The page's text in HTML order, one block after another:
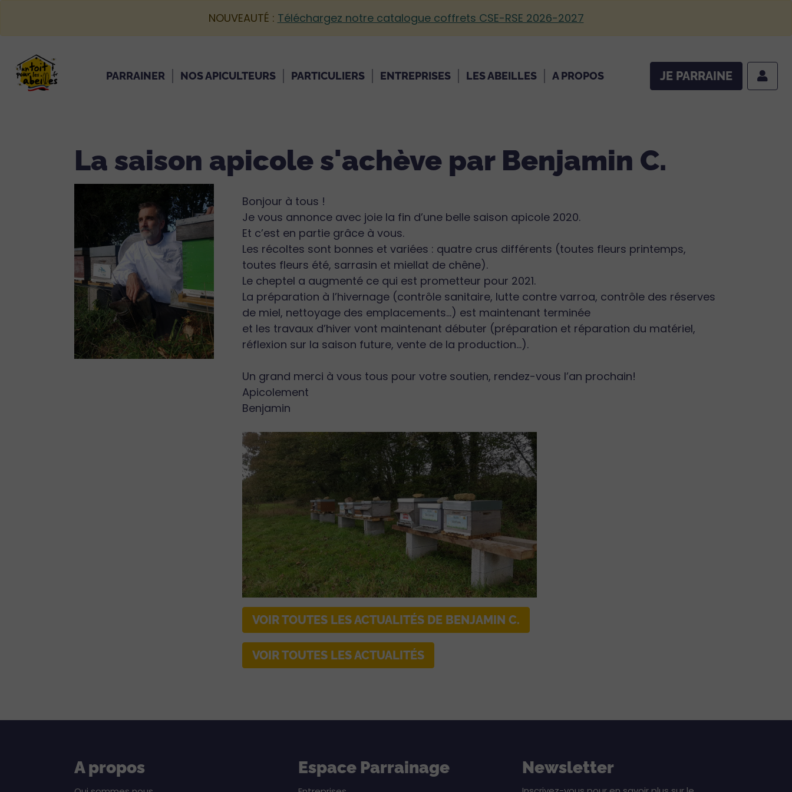
NOUVEAUTÉ : Téléchargez notre catalogue coffrets CSE-RSE 2026-2027
PARRAINER NOS APICULTEURS PARTICULIERS ENTREPRISES LES ABEILLES A PROPOS JE PARRAINE
La saison apicole s'achève par Benjamin C.
Bonjour à tous !
Je vous annonce avec joie la fin d’une belle saison apicole 2020.
Et c’est en partie grâce à vous.
Les récoltes sont bonnes et variées : quatre crus différents (toutes fleurs printemps,
toutes fleurs été, sarrasin et miellat de chêne).
Le cheptel a augmenté ce qui est prometteur pour 2021.
La préparation à l’hivernage (contrôle sanitaire, lutte contre varroa, contrôle des réserves
de miel, nettoyage des emplacements...) est maintenant terminée
et les travaux d’hiver vont maintenant débuter (préparation et réparation du matériel,
réflexion sur la saison future, vente de la production...).
Un grand merci à vous tous pour votre soutien, rendez-vous l’an prochain!
Apicolement
Benjamin
VOIR TOUTES LES ACTUALITÉS DE BENJAMIN C.
VOIR TOUTES LES ACTUALITÉS
A propos Espace Parrainage Newsletter